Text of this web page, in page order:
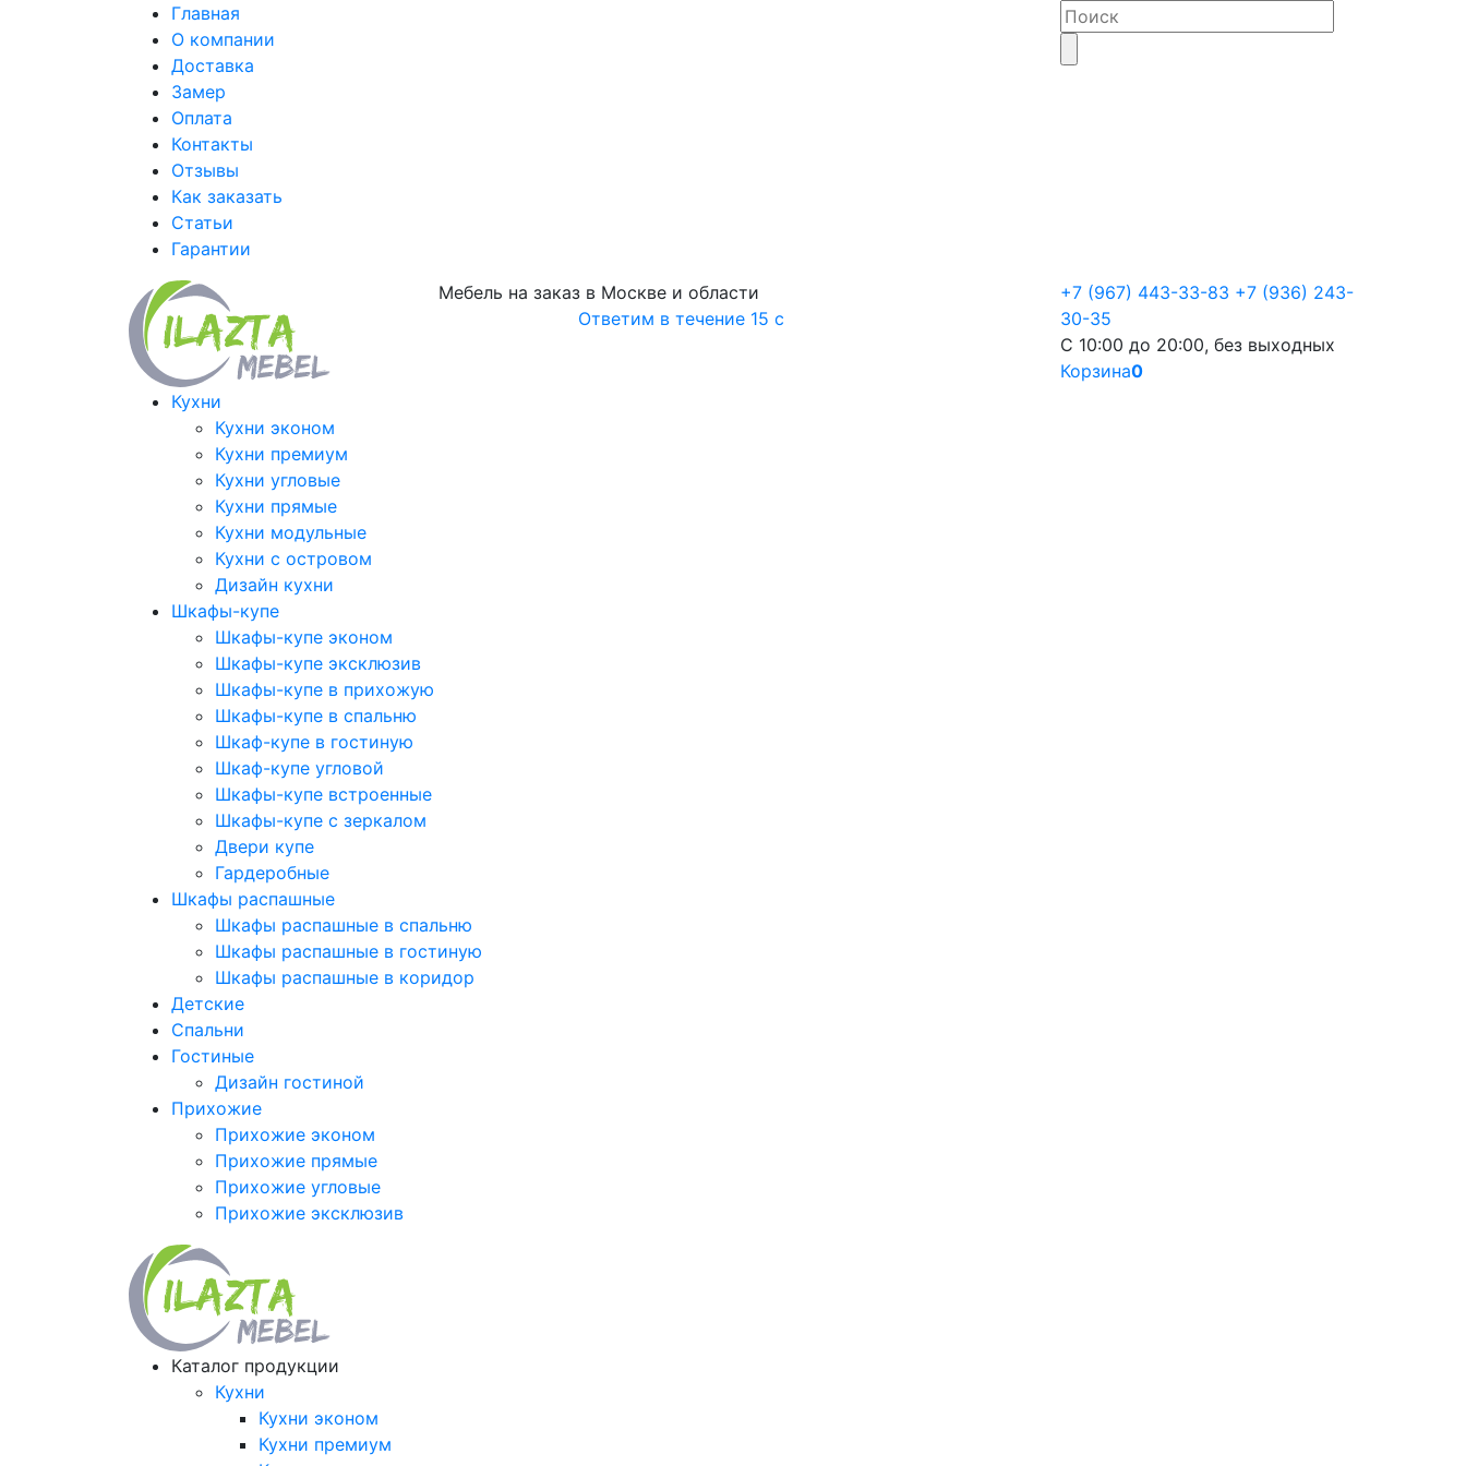
Главная
О компании
Доставка
Замер
Оплата
Контакты
Отзывы
Как заказать
Статьи
Гарантии
Мебель на заказ в Москве и области
Ответим в течение 15 с
+7 (967) 443-33-83 +7 (936) 243-
30-35
С 10:00 до 20:00, без выходных
Корзина0
Кухни
Кухни эконом
Кухни премиум
Кухни угловые
Кухни прямые
Кухни модульные
Кухни с островом
Дизайн кухни
Шкафы-купе
Шкафы-купе эконом
Шкафы-купе эксклюзив
Шкафы-купе в прихожую
Шкафы-купе в спальню
Шкаф-купе в гостиную
Шкаф-купе угловой
Шкафы-купе встроенные
Шкафы-купе с зеркалом
Двери купе
Гардеробные
Шкафы распашные
Шкафы распашные в спальню
Шкафы распашные в гостиную
Шкафы распашные в коридор
Детские
Спальни
Гостиные
Дизайн гостиной
Прихожие
Прихожие эконом
Прихожие прямые
Прихожие угловые
Прихожие эксклюзив
Каталог продукции
Кухни
Кухни эконом
Кухни премиум